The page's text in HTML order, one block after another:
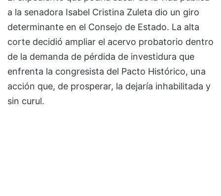
a la senadora Isabel Cristina Zuleta dio un giro
determinante en el Consejo de Estado. La alta
corte decidió ampliar el acervo probatorio dentro
de la demanda de pérdida de investidura que
enfrenta la congresista del Pacto Histórico, una
acción que, de prosperar, la dejaría inhabilitada y
sin curul.